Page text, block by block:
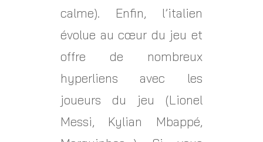
calme). Enfin, l’italien
évolue au cœur du jeu et
offre de nombreux
hyperliens avec les
joueurs du jeu (Lionel
Messi, Kylian Mbappé,